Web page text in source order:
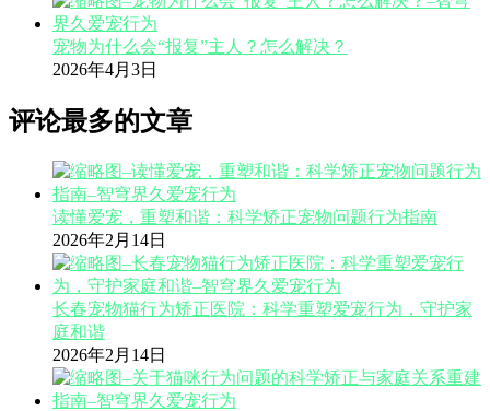
宠物为什么会“报复”主人？怎么解决？
2026年4月3日
评论最多的文章
读懂爱宠，重塑和谐：科学矫正宠物问题行为指南
2026年2月14日
长春宠物猫行为矫正医院：科学重塑爱宠行为，守护家
庭和谐
2026年2月14日